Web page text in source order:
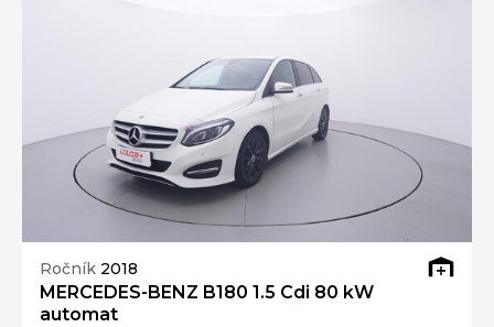
Ročník 2018
MERCEDES-BENZ B180 1.5 Cdi 80 kW
automat